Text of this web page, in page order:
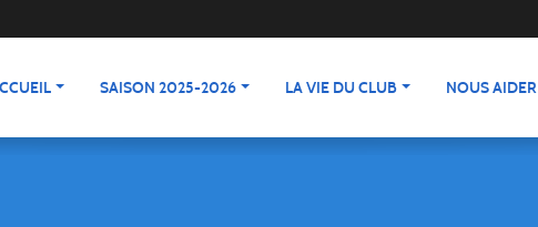
SAISON 2025-2026 LA VIE DU CLUB NOUS AIDER